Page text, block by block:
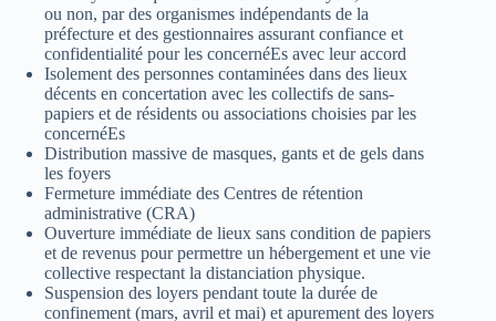
ou non, par des organismes indépendants de la
préfecture et des gestionnaires assurant confiance et
confidentialité pour les concernéEs avec leur accord
Isolement des personnes contaminées dans des lieux
décents en concertation avec les collectifs de sans-
papiers et de résidents ou associations choisies par les
concernéEs
Distribution massive de masques, gants et de gels dans
les foyers
Fermeture immédiate des Centres de rétention
administrative (CRA)
Ouverture immédiate de lieux sans condition de papiers
et de revenus pour permettre un hébergement et une vie
collective respectant la distanciation physique.
Suspension des loyers pendant toute la durée de
confinement (mars, avril et mai) et apurement des loyers